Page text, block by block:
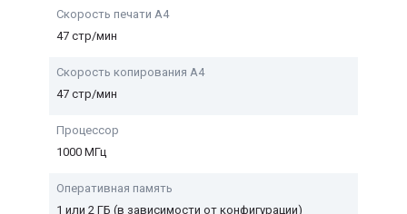
Скорость печати А4
47 стр/мин
Скорость копирования А4
47 стр/мин
Процессор
1000 МГц
Оперативная память
1 или 2 ГБ (в зависимости от конфигурации)